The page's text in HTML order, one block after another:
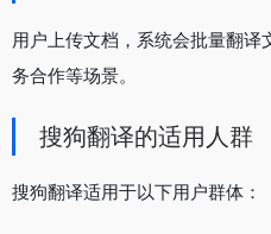
用户上传文档，系统会批量翻
务合作等场景。
搜狗翻译的适用人群
搜狗翻译适用于以下用户群体：